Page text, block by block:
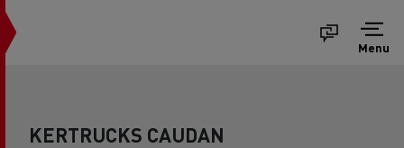
Menu
KERTRUCKS CAUDAN